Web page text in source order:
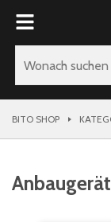
BITO SHOP